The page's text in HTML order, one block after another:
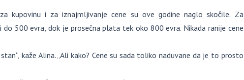
kupovinu i za iznajmljivanje cene su ove godine naglo skočile. Za
500 evra, dok je prosečna plata tek oko 800 evra. Nikada ranije cene
kaže Alina. „Ali kako? Cene su sada toliko naduvane da je to prosto